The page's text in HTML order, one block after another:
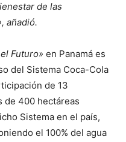
de las
añadió.
Futuro» en Panamá es
del Sistema Coca-Cola
de 13
de 400 hectáreas
Sistema en el país,
el 100% del agua